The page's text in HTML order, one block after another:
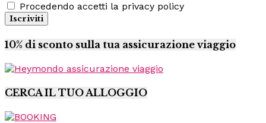
Procedendo accetti la privacy policy
10% di sconto sulla tua assicurazione viaggio
CERCA IL TUO ALLOGGIO